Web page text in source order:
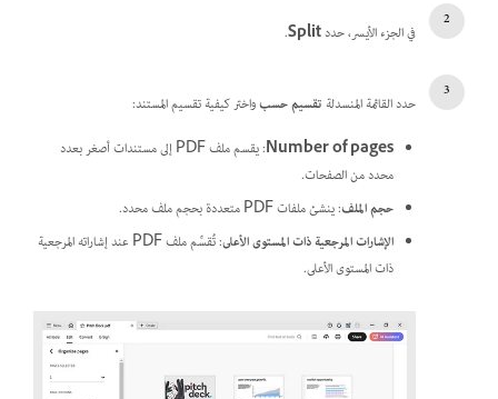
في الجزء الأيسر، حددSplit
.
حدد القائمة المنسدلةتقسيم حسبواختر كيفية تقسيم المستند:
Number of pages
: يقسم ملف PDF إلى مستندات أصغر بعدد
محدد من الصفحات.
حجم الملف: ينشئ ملفات PDF متعددة بحجم ملف محدد.
الإشارات المرجعية ذات المستوى الأعلى
: تُقسِّم ملف PDF عند إشاراته المرجعية
ذات المستوى الأعلى.